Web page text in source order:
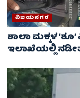
ವಿಜಯನಗರ
ಶಾಲಾ ಮಕ್ಕಳ
ಇಲಾಖೆಯಲ್ಲಿ